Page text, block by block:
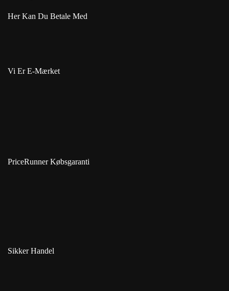
Her Kan Du Betale Med
Vi Er E-Mærket
PriceRunner Købsgaranti
Sikker Handel